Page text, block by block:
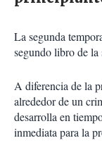
La segunda
segundo libro de la
A diferencia de la
alrededor de un
desarrolla en
inmediata para la